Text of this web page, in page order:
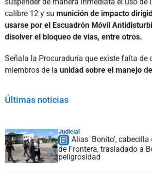
calibre 12 y su munición de impacto
usarse por el Escuadrón Móvil
disolver el bloqueo de vías, entre otros.
Señala la Procuraduría que existe falta de
miembros de la unidad sobre el manejo
Últimas noticias
Judicial
Alias 'Bonito', cabecilla
de Frontera, trasladado a
peligrosidad